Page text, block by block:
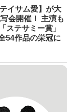
イサム愛】が大
会開催！ 主演も
ステサミー賞」
54作品の栄冠に